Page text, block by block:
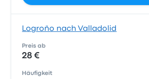
Logroño nach Valladolid
Preis ab
28 €
Häufigkeit